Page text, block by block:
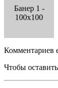
Банер 1 -
100x100
Комментариев
Чтобы